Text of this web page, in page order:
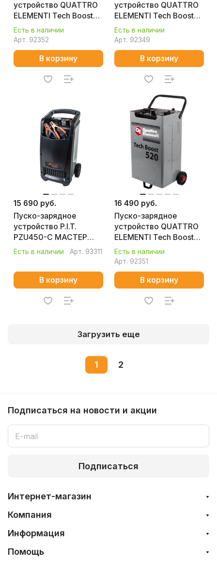
устройство QUATTRO
ELEMENTI Tech Boost
620
Есть в наличии
Арт. 92352
В корзину
устройство QUATTRO
ELEMENTI Tech Boost
320
Есть в наличии
Арт. 92349
В корзину
15 690 руб.
Пуско-зарядное
устройство P.I.T.
PZU450-C МАСТЕР
(1.5/10кВт, 12/24В, ток
40/50А, ёмк. акб 40-
700Ач)
Есть в наличии Арт. 93311
В корзину
16 490 руб.
Пуско-зарядное
устройство QUATTRO
ELEMENTI Tech Boost
520
Есть в наличии
Арт. 92351
В корзину
Загрузить еще
1 2
Подписаться на новости и акции
Подписаться
Интернет-магазин
Компания
Информация
Помощь